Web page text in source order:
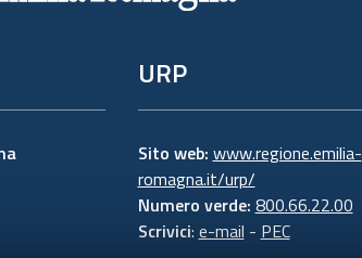
URP
Sito web: www.regione.emilia-
romagna.it/urp/
Numero verde: 800.66.22.00
Scrivici: e-mail - PEC